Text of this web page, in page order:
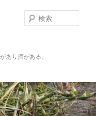
あり酒がある。
索